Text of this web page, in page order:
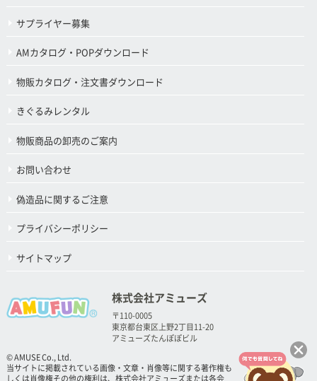
サプライヤー募集
AMカタログ・POPダウンロード
物販カタログ・注文書ダウンロード
きぐるみレンタル
物販商品の卸売のご案内
お問い合わせ
偽造品に関するご注意
プライバシーポリシー
サイトマップ
株式会社アミューズ
〒110-0005
東京都台東区上野2丁目11-20
アミューズたんぽぽビル
© AMUSE Co., Ltd.
当サイトに掲載されている画像・文章・肖像等に関する著作権も
しくは肖像権その他の権利は、株式会社アミューズまたは各会